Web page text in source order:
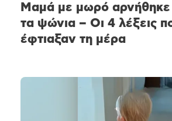
Μαμά με μωρό αρνήθηκε
τα ψώνια – Οι 4 λέξεις
έφτιαξαν τη μέρα